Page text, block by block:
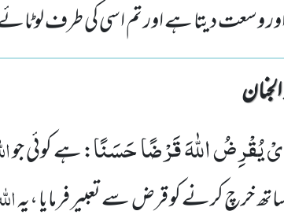
اور وسعت دیتا ہے اور تم اسی کی طرف
یُقْرِضُ اللّٰهَ قَرْضًا حَسَنًا: ہے کوئی جو
خرچ کرنے کو قرض سے تعبیر فرمایا ،یہ